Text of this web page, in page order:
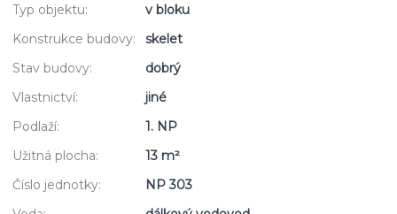
Typ objektu:
v bloku
Konstrukce budovy:
skelet
Stav budovy:
dobrý
Vlastnictví:
jiné
Podlaží:
1. NP
Užitná plocha:
13 m²
Číslo jednotky:
NP 303